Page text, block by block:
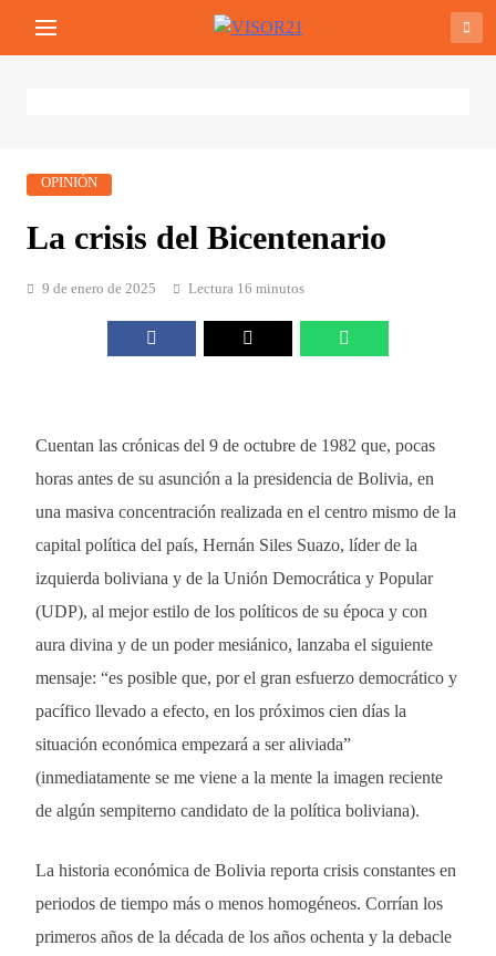
VISOR21
Periodismo Y Libertad
OPINIÓN
La crisis del Bicentenario
9 de enero de 2025 Lectura 16 minutos
Cuentan las crónicas del 9 de octubre de 1982 que, pocas
horas antes de su asunción a la presidencia de Bolivia, en
una masiva concentración realizada en el centro mismo de la
capital política del país, Hernán Siles Suazo, líder de la
izquierda boliviana y de la Unión Democrática y Popular
(UDP), al mejor estilo de los políticos de su época y con
aura divina y de un poder mesiánico, lanzaba el siguiente
mensaje: “es posible que, por el gran esfuerzo democrático y
pacífico llevado a efecto, en los próximos cien días la
situación económica empezará a ser aliviada”
(inmediatamente se me viene a la mente la imagen reciente
de algún sempiterno candidato de la política boliviana).
La historia económica de Bolivia reporta crisis constantes en
periodos de tiempo más o menos homogéneos. Corrían los
primeros años de la década de los años ochenta y la debacle